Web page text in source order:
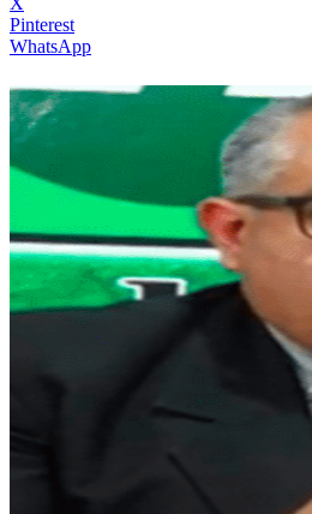
Pinterest
WhatsApp